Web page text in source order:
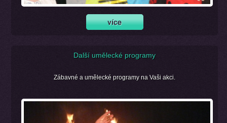
Další umělecké programy
Zábavné a umělecké programy na Vaši akci.